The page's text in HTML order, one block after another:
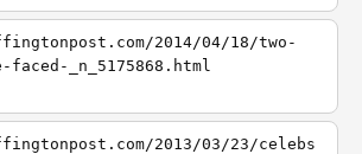
2014/04/18/two-
_n_5175868.html
2013/03/23/celebs